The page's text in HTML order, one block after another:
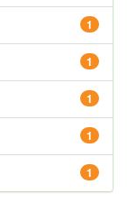
1
1
1
1
1